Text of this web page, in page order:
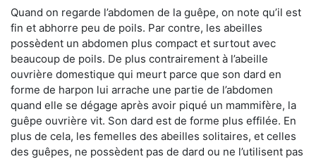
Quand on regarde l’abdomen de la guêpe, on note qu’il est
fin et abhorre peu de poils. Par contre, les abeilles
possèdent un abdomen plus compact et surtout avec
beaucoup de poils. De plus contrairement à l’abeille
ouvrière domestique qui meurt parce que son dard en
forme de harpon lui arrache une partie de l’abdomen
quand elle se dégage après avoir piqué un mammifère, la
guêpe ouvrière vit. Son dard est de forme plus effilée. En
plus de cela, les femelles des abeilles solitaires, et celles
des guêpes, ne possèdent pas de dard ou ne l’utilisent pas